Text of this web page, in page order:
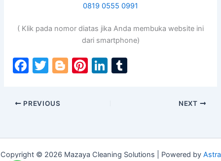
0819 0555 0991
( Klik pada nomor diatas jika Anda membuka website ini
dari smartphone)
F
c
o
T
itt
er
Bl Pi Li
n
PREVIOUS NEXT
Copyright © 2026 Mazaya Cleaning Solutions | Powered by Astra